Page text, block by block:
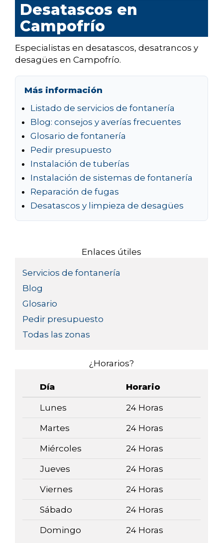
Desatascos en
Campofrío
Especialistas en desatascos, desatrancos y
desagües en Campofrío.
Más información
Listado de servicios de fontanería
Blog: consejos y averías frecuentes
Glosario de fontanería
Pedir presupuesto
Instalación de tuberías
Instalación de sistemas de fontanería
Reparación de fugas
Desatascos y limpieza de desagües
Enlaces útiles
Servicios de fontanería
Blog
Glosario
Pedir presupuesto
Todas las zonas
¿Horarios?
Día Horario
Lunes 24 Horas
Martes 24 Horas
Miércoles 24 Horas
Jueves 24 Horas
Viernes 24 Horas
Sábado 24 Horas
Domingo 24 Horas